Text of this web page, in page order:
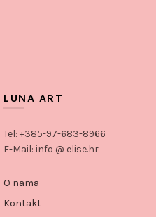
LUNA ART
Tel: +385-97-683-8966
E-Mail: info @ elise.hr
O nama
Kontakt